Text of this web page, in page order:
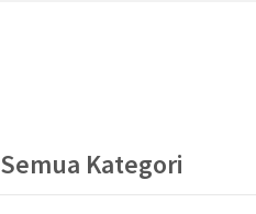
Semua Kategori